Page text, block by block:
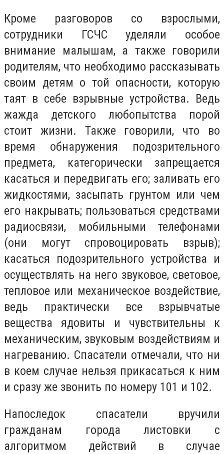
Кроме разговоров со взрослыми,
сотрудники ГСЧС уделяли особое
внимание малышам, а также говорили
родителям, что необходимо рассказывать
своим детям о той опасности, которую
таят в себе взрывные устройства. Ведь
жажда детского любопытства порой
стоит жизни. Также говорили, что во
время обнаружения подозрительного
предмета, категорически запрещается
касаться и передвигать его; заливать его
жидкостями, засыпать грунтом или чем
его накрывать; пользоваться средствами
радиосвязи, мобильными телефонами
(они могут спровоцировать взрыв);
касаться подозрительного устройства и
осуществлять на него звуковое, световое,
тепловое или механическое воздействие,
ведь практически все взрывчатые
вещества ядовиты и чувствительны к
механическим, звуковым воздействиям и
нагреванию. Спасатели отмечали, что ни
в коем случае нельзя прикасаться к ним
и сразу же звонить по номеру 101 и 102.
Напоследок спасатели вручили
гражданам города листовки с
алгоритмом действий в случае